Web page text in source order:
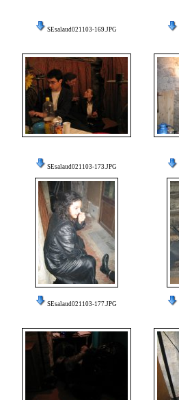
SEsalaud021103-169.JPG
SEsalaud021103-173.JPG
SEsalaud021103-177.JPG